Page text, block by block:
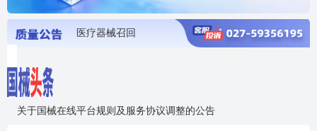
医疗器械召回
关于国械在线平台规则及服务协议调整的公告